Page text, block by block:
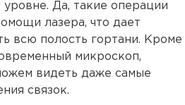
Да, такие операции
лазера, что дает
всю полость гортани. Кроме
микроскоп,
видеть даже самые
связок.